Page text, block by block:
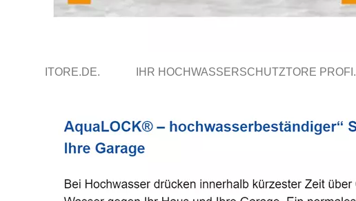
ITORE.DE. IHR HOCHWASSERSCHUTZTORE PROFI.